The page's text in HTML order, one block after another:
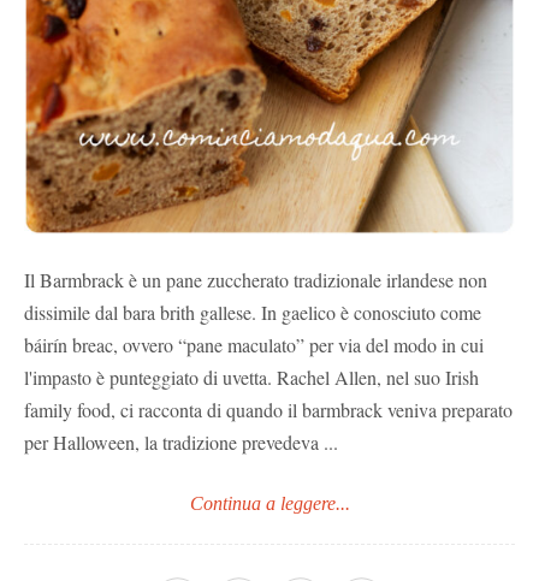
Il Barmbrack è un pane zuccherato tradizionale irlandese non
dissimile dal bara brith gallese. In gaelico è conosciuto come
báirín breac, ovvero “pane maculato” per via del modo in cui
l'impasto è punteggiato di uvetta. Rachel Allen, nel suo Irish
family food, ci racconta di quando il barmbrack veniva preparato
per Halloween, la tradizione prevedeva ...
Continua a leggere...